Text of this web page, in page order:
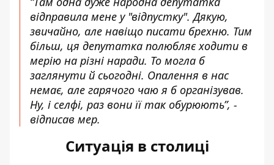
відправила мене у "відпустку". Дякую,
звичайно, але навіщо писати брехню. Тим
більш, ця депутатка полюбляє ходити в
мерію на різні наради. То могла б
заглянути й сьогодні. Опалення в нас
немає, але гарячого чаю я б організував.
Ну, і селфі, раз вони її так обурюють”, -
відписав мер.
Ситуація в столиці